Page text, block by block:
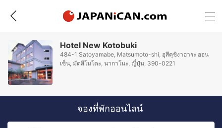
Hotel New Kotobuki
484-1 Satoyamabe, Matsumoto-shi, อุสึคุชิงาฮาระ ออน
เซ็น, มัตสึโมโตะ, นากาโนะ, ญี่ปุ่น, 390-0221
จองที่พักออนไลน์